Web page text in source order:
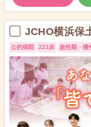
JCHO横浜保
公的病院 223床 急性期・慢